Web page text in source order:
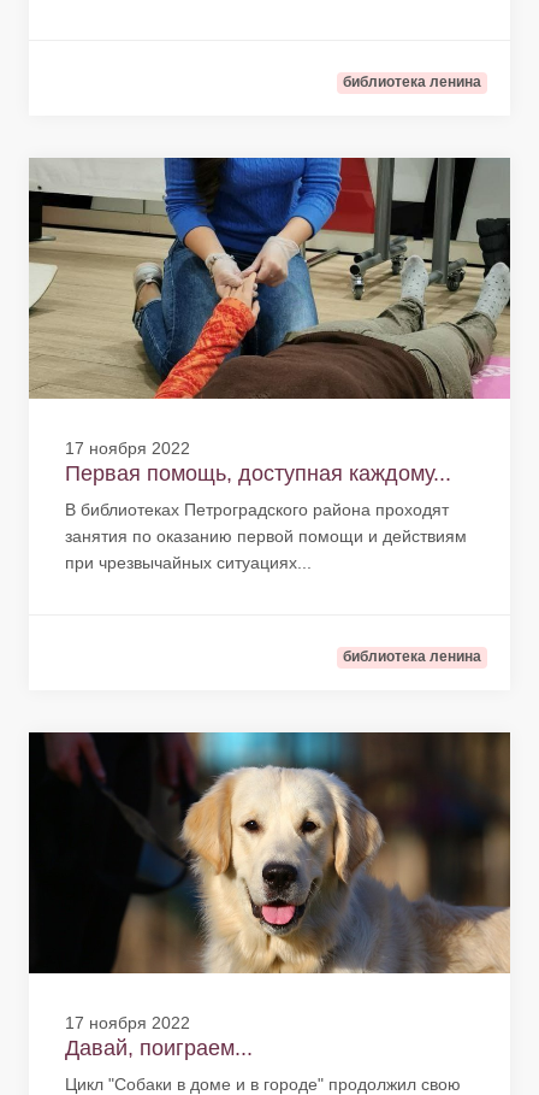
библиотека ленина
17 ноября 2022
Первая помощь, доступная каждому...
В библиотеках Петроградского района проходят
занятия по оказанию первой помощи и действиям
при чрезвычайных ситуациях...
библиотека ленина
17 ноября 2022
Давай, поиграем...
Цикл "Собаки в доме и в городе" продолжил свою